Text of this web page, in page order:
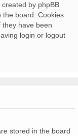
created by phpBB
the board. Cookies
have been
login or logout
stored in the board